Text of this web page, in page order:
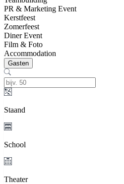
PR & Marketing Event
Kerstfeest
Zomerfeest
Diner Event
Film & Foto
Accommodation
Gasten
Staand
School
Theater